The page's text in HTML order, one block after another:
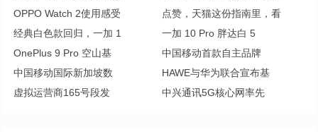
OPPO Watch 2使用感受
点赞，天猫这份指南里，看
经典白色款回归，一加 1
一加 10 Pro 胖达白 5
OnePlus 9 Pro 空山基
中国移动首款自主品牌
中国移动国际新加坡数
HAWE与华为联合宣布基
虚拟运营商165号段发
中兴通讯5G核心网率先